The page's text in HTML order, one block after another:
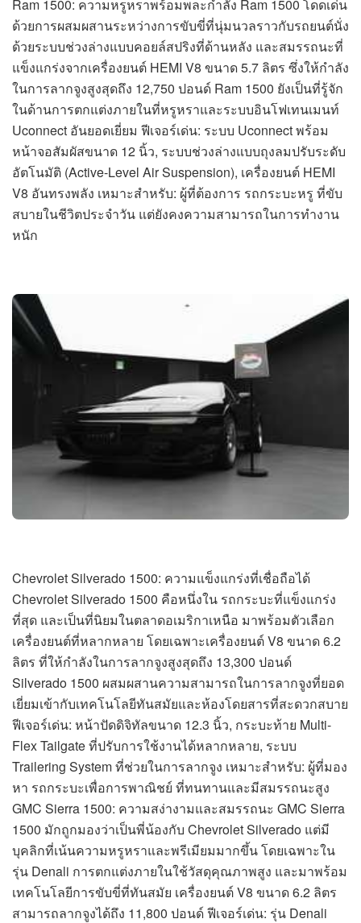
Ram 1500: ความหรูหราพร้อมพละกำลัง Ram 1500 โดดเด่น
ด้วยการผสมผสานระหว่างการขับขี่ที่นุ่มนวลราวกับรถยนต์นั่ง
ด้วยระบบช่วงล่างแบบคอยล์สปริงที่ด้านหลัง และสมรรถนะที่
แข็งแกร่งจากเครื่องยนต์ HEMI V8 ขนาด 5.7 ลิตร ซึ่งให้กำลัง
ในการลากจูงสูงสุดถึง 12,750 ปอนด์ Ram 1500 ยังเป็นที่รู้จัก
ในด้านการตกแต่งภายในที่หรูหราและระบบอินโฟเทนเมนท์
Uconnect อันยอดเยี่ยม ฟีเจอร์เด่น: ระบบ Uconnect พร้อม
หน้าจอสัมผัสขนาด 12 นิ้ว, ระบบช่วงล่างแบบถุงลมปรับระดับ
อัตโนมัติ (Active-Level Air Suspension), เครื่องยนต์ HEMI
V8 อันทรงพลัง เหมาะสำหรับ: ผู้ที่ต้องการ รถกระบะหรู ที่ขับ
สบายในชีวิตประจำวัน แต่ยังคงความสามารถในการทำงาน
หนัก
Chevrolet Silverado 1500: ความแข็งแกร่งที่เชื่อถือได้
Chevrolet Silverado 1500 คือหนึ่งใน รถกระบะที่แข็งแกร่ง
ที่สุด และเป็นที่นิยมในตลาดอเมริกาเหนือ มาพร้อมตัวเลือก
เครื่องยนต์ที่หลากหลาย โดยเฉพาะเครื่องยนต์ V8 ขนาด 6.2
ลิตร ที่ให้กำลังในการลากจูงสูงสุดถึง 13,300 ปอนด์
Silverado 1500 ผสมผสานความสามารถในการลากจูงที่ยอด
เยี่ยมเข้ากับเทคโนโลยีทันสมัยและห้องโดยสารที่สะดวกสบาย
ฟีเจอร์เด่น: หน้าปัดดิจิทัลขนาด 12.3 นิ้ว, กระบะท้าย Multi-
Flex Tailgate ที่ปรับการใช้งานได้หลากหลาย, ระบบ
Trailering System ที่ช่วยในการลากจูง เหมาะสำหรับ: ผู้ที่มอง
หา รถกระบะเพื่อการพาณิชย์ ที่ทนทานและมีสมรรถนะสูง
GMC Sierra 1500: ความสง่างามและสมรรถนะ GMC Sierra
1500 มักถูกมองว่าเป็นพี่น้องกับ Chevrolet Silverado แต่มี
บุคลิกที่เน้นความหรูหราและพรีเมียมมากขึ้น โดยเฉพาะใน
รุ่น Denali การตกแต่งภายในใช้วัสดุคุณภาพสูง และมาพร้อม
เทคโนโลยีการขับขี่ที่ทันสมัย เครื่องยนต์ V8 ขนาด 6.2 ลิตร
สามารถลากจูงได้ถึง 11,800 ปอนด์ ฟีเจอร์เด่น: รุ่น Denali